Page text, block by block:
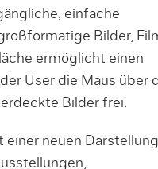
einfache
Bilder,
ermöglicht einen
User die Maus über
Bilder frei.
einer neuen